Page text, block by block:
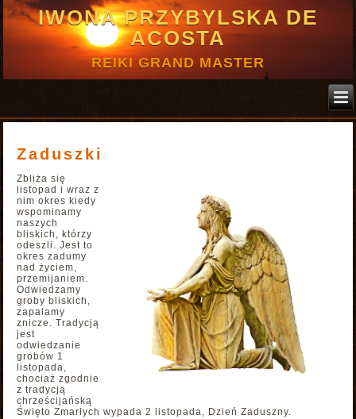
IWONA PRZYBYLSKA DE
ACOSTA
REIKI GRAND MASTER
Zaduszki
Zbliża się
listopad i wraz z
nim okres kiedy
wspominamy
naszych
bliskich, którzy
odeszli. Jest to
okres zadumy
nad życiem,
przemijaniem.
Odwiedzamy
groby bliskich,
zapalamy
znicze. Tradycją
jest
odwiedzanie
grobów 1
listopada,
chociaż zgodnie
z tradycją
chrześcijańską
Święto Zmarłych wypada 2 listopada, Dzień Zaduszny.